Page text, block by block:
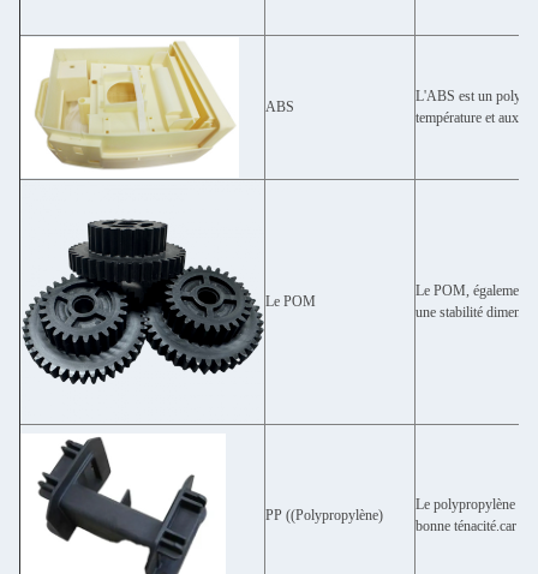
ABS
L'ABS est un
température et aux
Le POM
Le POM, également
une stabilité
PP ((Polypropylène)
Le polypropylène
bonne ténacité.car il